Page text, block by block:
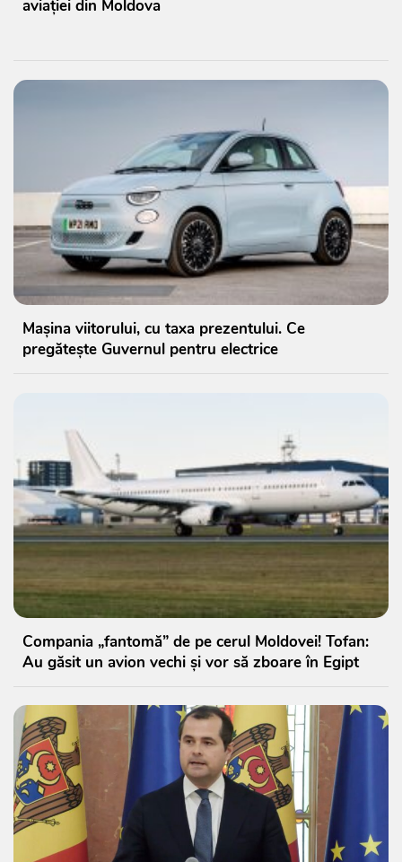
aviației din Moldova
Mașina viitorului, cu taxa prezentului. Ce
pregătește Guvernul pentru electrice
Compania „fantomă” de pe cerul Moldovei! Tofan:
Au găsit un avion vechi și vor să zboare în Egipt